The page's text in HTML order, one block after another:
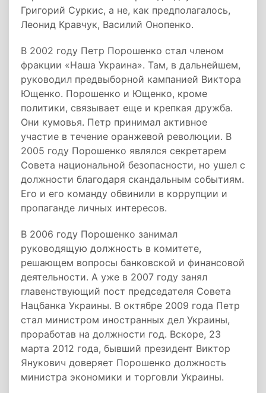
Григорий Суркис, а не, как предполагалось,
Леонид Кравчук, Василий Онопенко.
В 2002 году Петр Порошенко стал членом
фракции «Наша Украина». Там, в дальнейшем,
руководил предвыборной кампанией Виктора
Ющенко. Порошенко и Ющенко, кроме
политики, связывает еще и крепкая дружба.
Они кумовья. Петр принимал активное
участие в течение оранжевой революции. В
2005 году Порошенко являлся секретарем
Совета национальной безопасности, но ушел с
должности благодаря скандальным событиям.
Его и его команду обвинили в коррупции и
пропаганде личных интересов.
В 2006 году Порошенко занимал
руководящую должность в комитете,
решающем вопросы банковской и финансовой
деятельности. А уже в 2007 году занял
главенствующий пост председателя Совета
Нацбанка Украины. В октябре 2009 года Петр
стал министром иностранных дел Украины,
проработав на должности год. Вскоре, 23
марта 2012 года, бывший президент Виктор
Янукович доверяет Порошенко должность
министра экономики и торговли Украины.